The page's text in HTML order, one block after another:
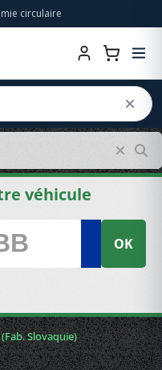
circulaire
véhicule
OK
Slovaquie)